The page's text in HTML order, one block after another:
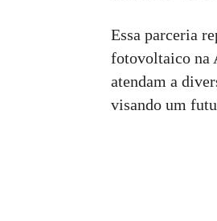
Essa parceria
fotovoltaico na
atendam a
visando um